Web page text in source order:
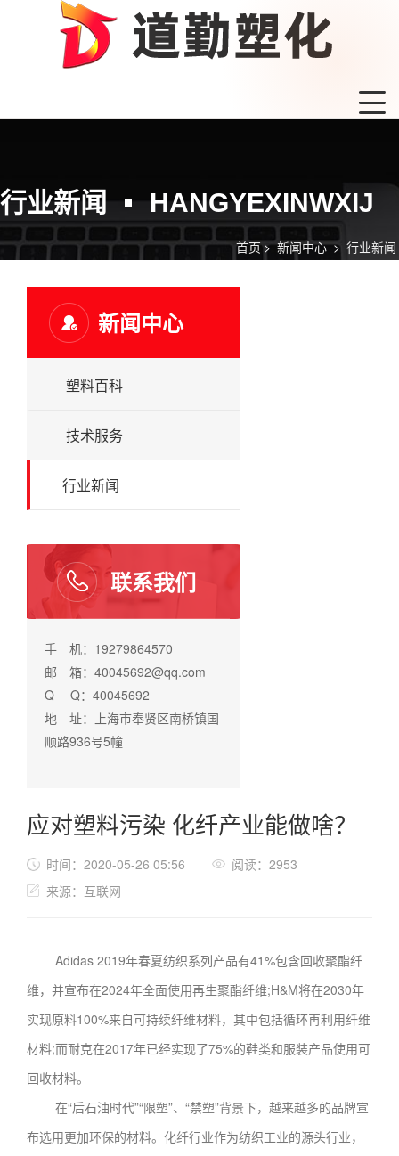
行业新闻 HANGYEXINWXIJ
首页 >新闻中心> 行业新闻
新闻中心
塑料百科
技术服务
行业新闻
联系我们
手 机：19279864570
邮 箱：40045692@qq.com
Q Q：40045692
地 址：上海市奉贤区南桥镇国
顺路936号5幢
应对塑料污染 化纤产业能做啥？
时间：2020-05-26 05:56
阅读：2953
来源：互联网
Adidas 2019年春夏纺织系列产品有41%包含回收聚酯纤
维，并宣布在2024年全面使用再生聚酯纤维;H&M将在2030年
实现原料100%来自可持续纤维材料，其中包括循环再利用纤维
材料;而耐克在2017年已经实现了75%的鞋类和服装产品使用可
回收材料。
在“后石油时代”“限塑”、“禁塑”背景下，越来越多的品牌宣
布选用更加环保的材料。化纤行业作为纺织工业的源头行业，